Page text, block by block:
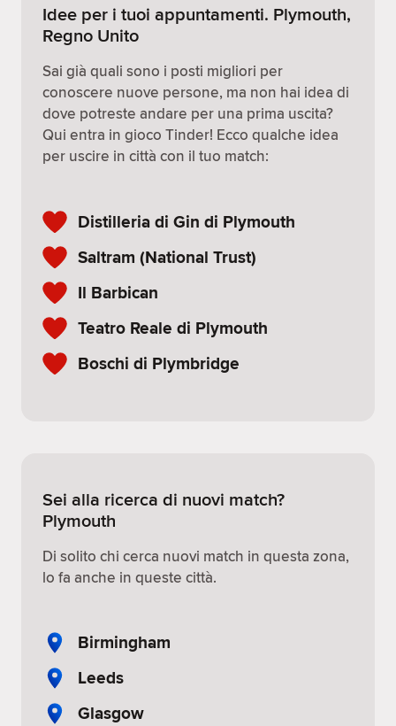
Idee per i tuoi appuntamenti. Plymouth,
Regno Unito
Sai già quali sono i posti migliori per
conoscere nuove persone, ma non hai idea di
dove potreste andare per una prima uscita?
Qui entra in gioco Tinder! Ecco qualche idea
per uscire in città con il tuo match:
Distilleria di Gin di Plymouth
Saltram (National Trust)
Il Barbican
Teatro Reale di Plymouth
Boschi di Plymbridge
Sei alla ricerca di nuovi match?
Plymouth
Di solito chi cerca nuovi match in questa zona,
lo fa anche in queste città.
Birmingham
Leeds
Glasgow